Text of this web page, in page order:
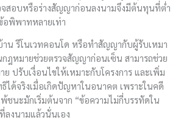
จสอบหรือร่างสัญญาก่อนลงนามจึงมีต้นทุนที่ต่ำ
อพิพาทหลายเท่า
าน รีโนเวทคอนโด หรือทำสัญญากับผู้รับเหมา
ฎหมายช่วยตรวจสัญญาก่อนเซ็น สามารถช่วย
ปรับเงื่อนไขให้เหมาะกับโครงการ และเพิ่ม
ได้จริงเมื่อเกิดปัญหาในอนาคต เพราะในคดี
ชนะมักเริ่มต้นจาก “ข้อความไม่กี่บรรทัดใน
งนามแล้วนั่นเอง